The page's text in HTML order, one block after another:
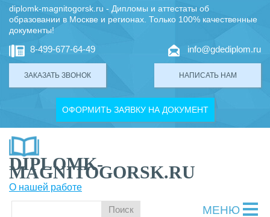
diplomk-magnitogorsk.ru - Дипломы и аттестаты об
образовании в Москве и регионах. Только 100% качественные
документы!
8-499-677-64-49
ЗАКАЗАТЬ ЗВОНОК
info@gdediplom.ru
НАПИСАТЬ НАМ
ОФОРМИТЬ ЗАЯВКУ НА ДОКУМЕНТ
DIPLOMK-
MAGNITOGORSK.RU
О нашей работе
МЕНЮ